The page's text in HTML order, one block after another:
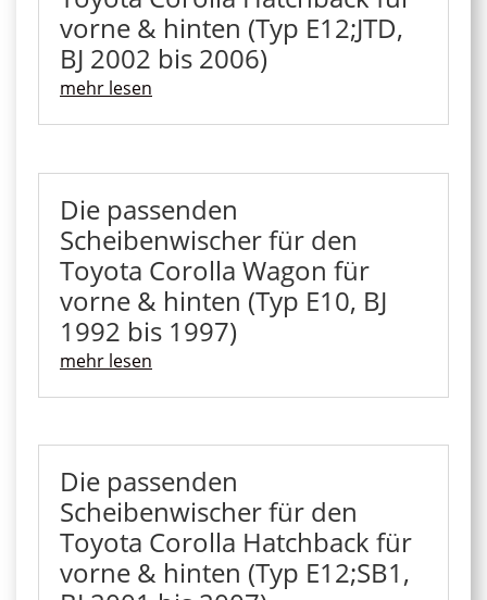
vorne & hinten (Typ E12;JTD,
BJ 2002 bis 2006)
mehr lesen
Die passenden
Scheibenwischer für den
Toyota Corolla Wagon für
vorne & hinten (Typ E10, BJ
1992 bis 1997)
mehr lesen
Die passenden
Scheibenwischer für den
Toyota Corolla Hatchback für
vorne & hinten (Typ E12;SB1,